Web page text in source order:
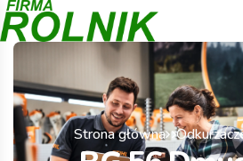
Strona główna